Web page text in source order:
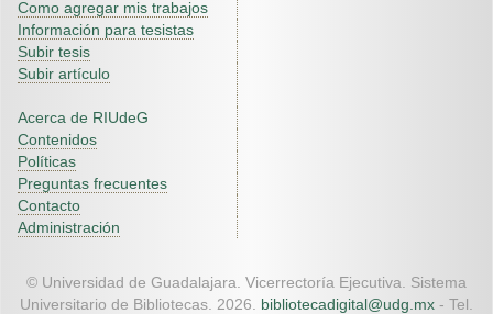
Como agregar mis trabajos
Información para tesistas
Subir tesis
Subir artículo
Acerca de RIUdeG
Contenidos
Políticas
Preguntas frecuentes
Contacto
Administración
© Universidad de Guadalajara. Vicerrectoría Ejecutiva. Sistema
Universitario de Bibliotecas. 2026. bibliotecadigital@udg.mx - Tel.